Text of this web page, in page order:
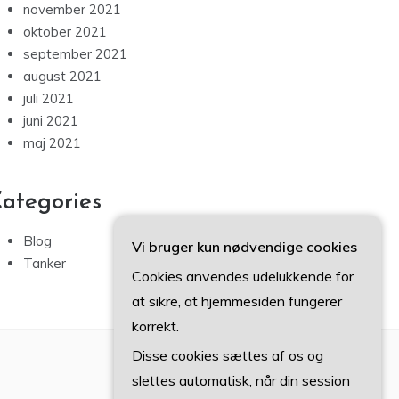
november 2021
oktober 2021
september 2021
august 2021
juli 2021
juni 2021
maj 2021
Blog
Tanker
Vi bruger kun nødvendige cookies
Cookies anvendes udelukkende for
at sikre, at hjemmesiden fungerer
korrekt.
Disse cookies sættes af os og
slettes automatisk, når din session